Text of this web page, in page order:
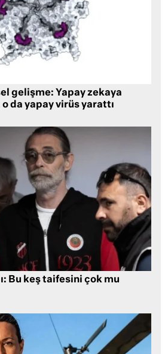
gelişme: Yapay zekaya
o da yapay virüs yarattı
Bu keş taifesini çok mu